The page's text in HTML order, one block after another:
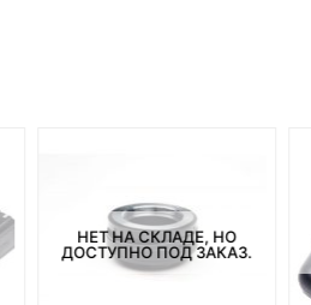
НЕТ НА СКЛАДЕ, НО
ДОСТУПНО ПОД ЗАКАЗ.